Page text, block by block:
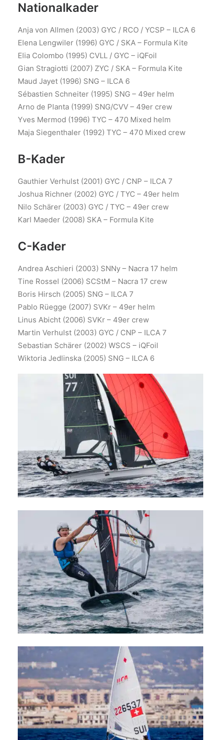
Nationalkader
Anja von Allmen (2003) GYC / RCO / YCSP – ILCA 6
Elena Lengwiler (1996) GYC / SKA – Formula Kite
Elia Colombo (1995) CVLL / GYC – iQFoil
Gian Stragiotti (2007) ZYC / SKA – Formula Kite
Maud Jayet (1996) SNG – ILCA 6
Sébastien Schneiter (1995) SNG – 49er helm
Arno de Planta (1999) SNG/CVV – 49er crew
Yves Mermod (1996) TYC – 470 Mixed helm
Maja Siegenthaler (1992) TYC – 470 Mixed crew
B-Kader
Gauthier Verhulst (2001) GYC / CNP – ILCA 7
Joshua Richner (2002) GYC / TYC – 49er helm
Nilo Schärer (2003) GYC / TYC – 49er crew
Karl Maeder (2008) SKA – Formula Kite
C-Kader
Andrea Aschieri (2003) SNNy – Nacra 17 helm
Tine Rossel (2006) SCStM – Nacra 17 crew
Boris Hirsch (2005) SNG – ILCA 7
Pablo Rüegge (2007) SVKr – 49er helm
Linus Abicht (2006) SVKr – 49er crew
Martin Verhulst (2003) GYC / CNP – ILCA 7
Sebastian Schärer (2002) WSCS – iQFoil
Wiktoria Jedlinska (2005) SNG – ILCA 6